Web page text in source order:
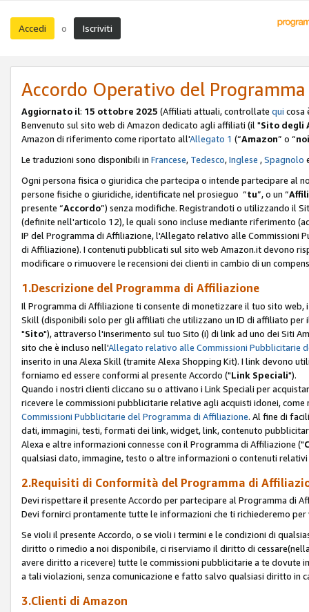
Accedi o Iscriviti
Accordo Operativo del
Aggiornato il: 15 ottobre 2025 (Affiliati attuali, controllate qui cosa
Benvenuto sul sito web di Amazon dedicato agli affiliati (il "Sito degli
Amazon di riferimento come riportato all'Allegato 1 (“Amazon” o “noi
Le traduzioni sono disponibili in Francese, Tedesco,Inglese ,Spagnolo
Ogni persona fisica o giuridica che partecipa o intende partecipare al
persone fisiche o giuridiche, identificate nel prosieguo “tu”, o un “
presente “Accordo”) senza modifiche. Registrandoti o utilizzando il
(definite nell'articolo 12), le quali sono incluse mediante riferimento
IP del Programma di Affiliazione, l'Allegato relativo alle Commissioni
di Affiliazione). I contenuti pubblicati sul sito web Amazon.it devono
modificare o rimuovere le recensioni dei clienti in cambio di un
1.Descrizione del Programma di Affiliazione
Il Programma di Affiliazione ti consente di monetizzare il tuo sito
Skill (disponibili solo per gli affiliati che utilizzano un ID di affiliato per
"Sito"), attraverso l'inserimento sul tuo Sito (i) di link ad uno dei Siti
sito che è incluso nell'Allegato relativo alle Commissioni Pubblicitarie
inserito in una Alexa Skill (tramite Alexa Shopping Kit). I link devono
forniamo ed essere conformi al presente Accordo ("Link Speciali").
Quando i nostri clienti cliccano su o attivano i Link Speciali per
ricevere le commissioni pubblicitarie relative agli acquisti idonei,
Commissioni Pubblicitarie del Programma di Affiliazione. Al fine di
dati, immagini, testi, formati dei link, widget, link, contenuto
Alexa e altre informazioni connesse con il Programma di Affiliazione ("
qualsiasi dato, immagine, testo o altre informazioni o contenuti
2.Requisiti di Conformità del Programma di
Devi rispettare il presente Accordo per partecipare al Programma di
Devi fornirci prontamente tutte le informazioni che ti richiederemo
Se violi il presente Accordo, o se violi i termini e le condizioni di
diritto o rimedio a noi disponibile, ci riserviamo il diritto di
avere diritto a ricevere) tutte le commissioni pubblicitarie a te dovute
a tali violazioni, senza comunicazione e fatto salvo qualsiasi diritto in
3.Clienti di Amazon